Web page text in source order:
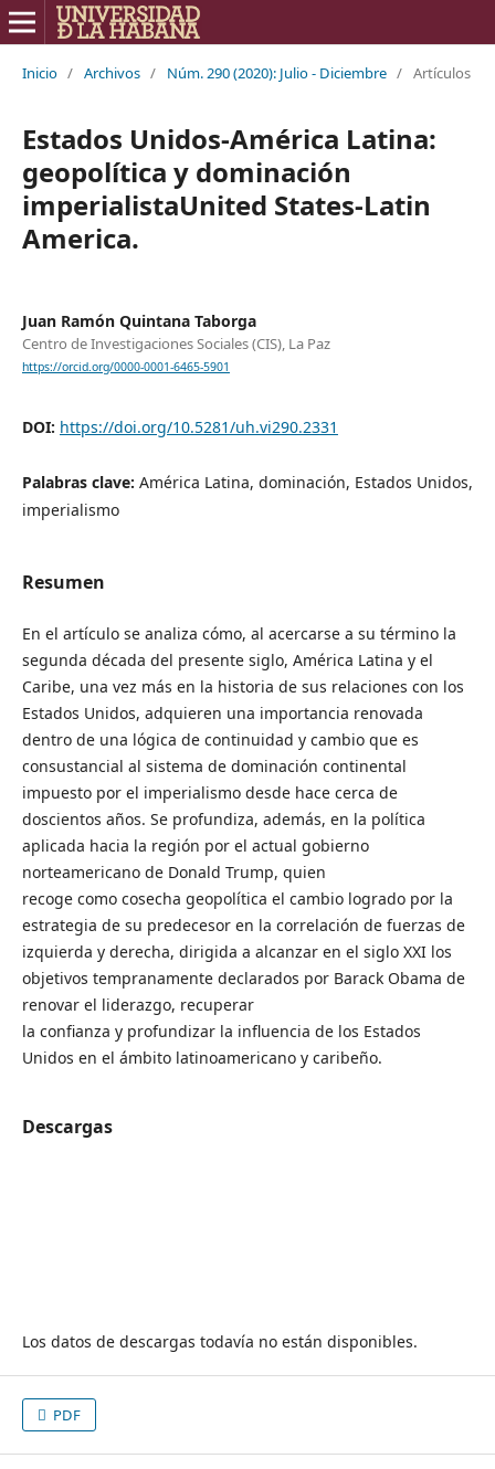
Inicio / Archivos / Núm. 290 (2020): Julio - Diciembre / Artículos
Estados Unidos-América Latina:
geopolítica y dominación
imperialistaUnited States-Latin
America.
Juan Ramón Quintana Taborga
Centro de Investigaciones Sociales (CIS), La Paz
https://orcid.org/0000-0001-6465-5901
DOI: https://doi.org/10.5281/uh.vi290.2331
Palabras clave: América Latina, dominación, Estados Unidos,
imperialismo
Resumen
En el artículo se analiza cómo, al acercarse a su término la
segunda década del presente siglo, América Latina y el
Caribe, una vez más en la historia de sus relaciones con los
Estados Unidos, adquieren una importancia renovada
dentro de una lógica de continuidad y cambio que es
consustancial al sistema de dominación continental
impuesto por el imperialismo desde hace cerca de
doscientos años. Se profundiza, además, en la política
aplicada hacia la región por el actual gobierno
norteamericano de Donald Trump, quien
recoge como cosecha geopolítica el cambio logrado por la
estrategia de su predecesor en la correlación de fuerzas de
izquierda y derecha, dirigida a alcanzar en el siglo XXI los
objetivos tempranamente declarados por Barack Obama de
renovar el liderazgo, recuperar
la confianza y profundizar la influencia de los Estados
Unidos en el ámbito latinoamericano y caribeño.
Descargas
Los datos de descargas todavía no están disponibles.
PDF